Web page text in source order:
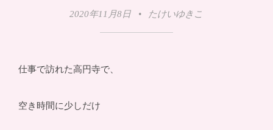
2020年11月8日 • たけいゆきこ
仕事で訪れた高円寺で、
空き時間に少しだけ